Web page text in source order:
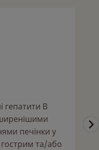
гепатити В
печінки у
та/або